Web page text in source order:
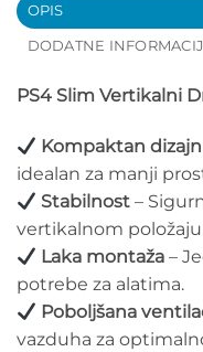
OPIS
DODATNE
PS4 Slim Vertikalni
Kompaktan dizajn
idealan za manji
Stabilnost –
vertikalnom
Laka montaža –
potrebe za alatima.
Poboljšana
vazduha za